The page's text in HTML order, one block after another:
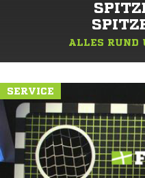
ALLES RUND
SERVICE